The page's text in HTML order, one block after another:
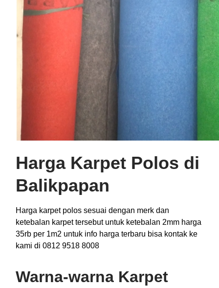
Harga Karpet Polos di
Balikpapan
Harga karpet polos sesuai dengan merk dan
ketebalan karpet tersebut untuk ketebalan 2mm harga
35rb per 1m2 untuk info harga terbaru bisa kontak ke
kami di 0812 9518 8008
Warna-warna Karpet